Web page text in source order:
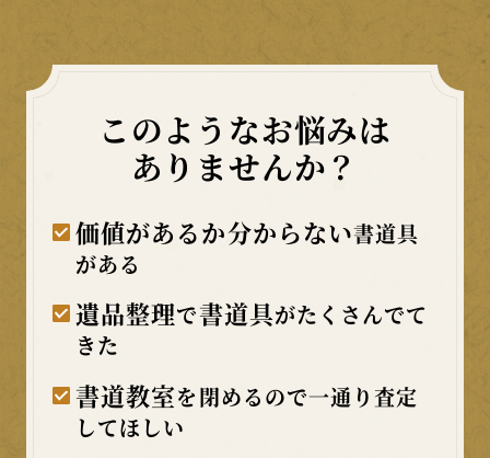
このようなお悩みは
ありませんか？
価値があるか分からない書道具
がある
遺品整理で書道具がたくさんでて
きた
書道教室を閉めるので一通り査定
してほしい